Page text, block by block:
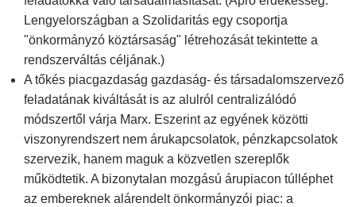
Lengyelországban a Szolidaritás egy csoportja
"önkormányzó köztársaság" létrehozását tekintette a
rendszerváltás céljának.)
A tőkés piacgazdaság gazdaság- és társadalomszervező
feladatának kiváltását is az alulról centralizálódó
módszertől várja Marx. Eszerint az egyének közötti
viszonyrendszert nem árukapcsolatok, pénzkapcsolatok
szervezik, hanem maguk a közvetlen szereplők
működtetik. A bizonytalan mozgású árupiacon túlléphet
az embereknek alárendelt önkormányzói piac: a